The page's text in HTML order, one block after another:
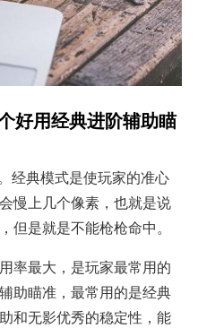
好用经典进阶辅助瞄
经典模式是使玩家的准心
慢上几个像素，也就是说
但是就是不能枪枪命中。
率最大，是玩家最常用的
助瞄准，最常用的是经典
和无影优秀的稳定性，能